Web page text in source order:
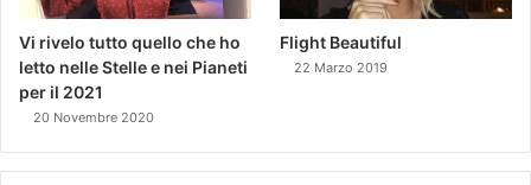
Vi rivelo tutto quello che ho
letto nelle Stelle e nei Pianeti
per il 2021
20 Novembre 2020
Flight Beautiful
22 Marzo 2019